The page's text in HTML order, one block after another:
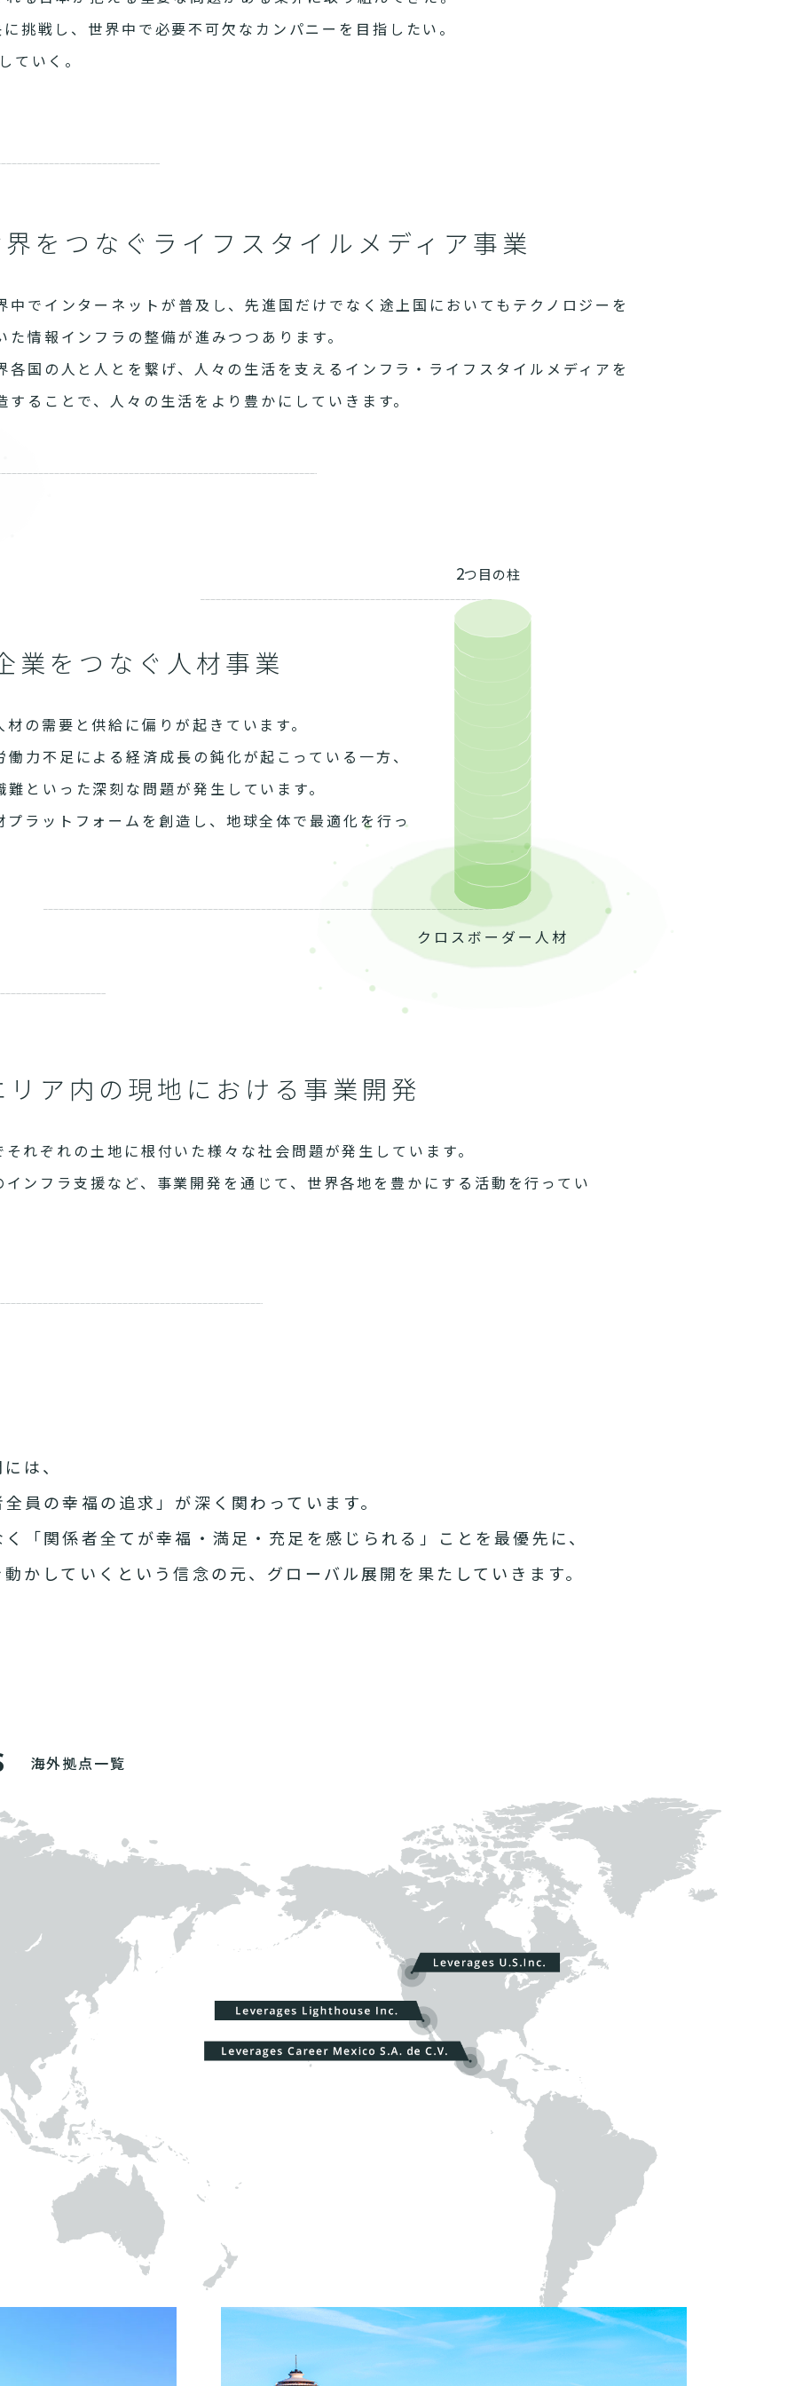
挑戦し、世界中で必要不可欠なカンパニーを目指したい。
ていく。
をつなぐライフスタイルメディア事業
中でインターネットが普及し、先進国だけでなく途上国においてもテクノロジーを
た情報インフラの整備が進みつつあります。
各国の人と人とを繋げ、人々の生活を支えるインフラ・ライフスタイルメディアを
することで、人々の生活をより豊かにしていきます。
業をつなぐ人材事業
の需要と供給に偏りが起きています。
力不足による経済成長の鈍化が起こっている一方、
といった深刻な問題が発生しています。
ラットフォームを創造し、地球全体で最適化を行っ
2つ目の柱
クロスボーダー人材
リア内の現地における事業開発
れぞれの土地に根付いた様々な社会問題が発生しています。
インフラ支援など、事業開発を通じて、世界各地を豊かにする活動を行ってい
は、
員の幸福の追求」が深く関わっています。
「関係者全てが幸福・満足・充足を感じられる」ことを最優先に、
かしていくという信念の元、グローバル展開を果たしていきます。
海外拠点一覧